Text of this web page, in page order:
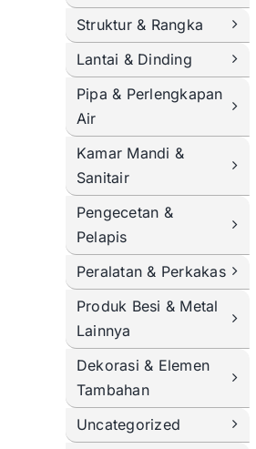
Struktur & Rangka
Lantai & Dinding
Pipa & Perlengkapan
Air
Kamar Mandi &
Sanitair
Pengecetan &
Pelapis
Peralatan & Perkakas
Produk Besi & Metal
Lainnya
Dekorasi & Elemen
Tambahan
Uncategorized